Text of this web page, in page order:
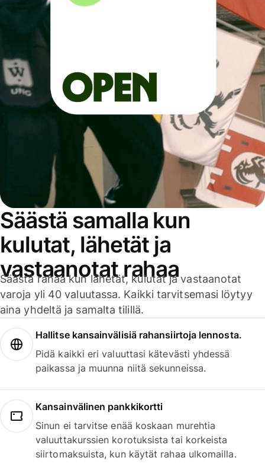
Säästä samalla kun
kulutat, lähetät ja
vastaanotat rahaa
Säästä rahaa kun lähetät, kulutat ja vastaanotat
varoja yli 40 valuutassa. Kaikki tarvitsemasi löytyy
aina yhdeltä ja samalta tilillä.
Hallitse kansainvälisiä rahansiirtoja lennosta.
Pidä kaikki eri valuuttasi kätevästi yhdessä
paikassa ja muunna niitä sekunneissa.
Kansainvälinen pankkikortti
Sinun ei tarvitse enää koskaan murehtia
valuuttakurssien korotuksista tai korkeista
siirtomaksuista, kun käytät rahaa ulkomailla.